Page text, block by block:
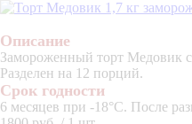
Описание
Замороженный торт Медовик
Разделен на 12 порций.
Срок годности
6 месяцев при -18°C. После